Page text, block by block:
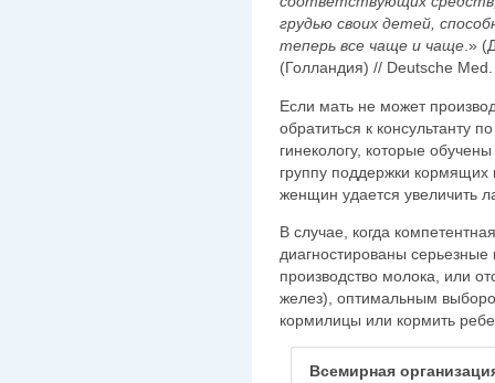
грудью своих детей,
теперь все чаще и чаще.»
(Голландия) // Deutsche
Если мать не может
обратиться к консультанту
гинекологу, которые
группу поддержки
женщин удается увеличить
В случае, когда
диагностированы
производство молока, или
желез), оптимальным
кормилицы или кормить
Всемирная